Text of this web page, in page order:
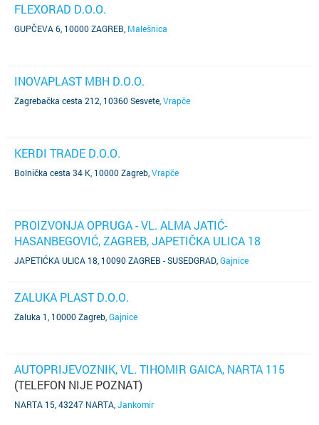
FLEXORAD D.O.O.
GUPČEVA 6, 10000 ZAGREB Malešnica
INOVAPLAST MBH D.O.O.
Zagrebačka cesta 212, 10360 Sesvete Vrapče
KERDI TRADE D.O.O.
Bolnička cesta 34 K, 10000 Zagreb Vrapče
PROIZVONJA OPRUGA - VL. ALMA JATIĆ-
HASANBEGOVIĆ, ZAGREB, JAPETIČKA ULICA 18
JAPETIĆKA ULICA 18, 10090 ZAGREB - SUSEDGRAD Gajnice
ZALUKA PLAST D.O.O.
Zaluka 1, 10000 Zagreb Gajnice
AUTOPRIJEVOZNIK, VL. TIHOMIR GAICA, NARTA 115
(TELEFON NIJE POZNAT)
NARTA 15, 43247 NARTA Jankomir